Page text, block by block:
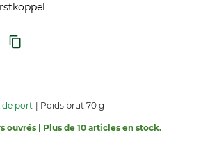
de port Poids brut 70 g
ouvrés | Plus de 10 articles en stock.